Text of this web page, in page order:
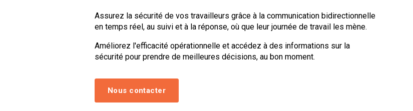
Assurez la sécurité de vos travailleurs grâce à la communication bidirectionnelle
en temps réel, au suivi et à la réponse, où que leur journée de travail les mène.
Améliorez l'efficacité opérationnelle et accédez à des informations sur la
sécurité pour prendre de meilleures décisions, au bon moment.
Nous contacter